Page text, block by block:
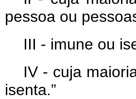
pessoa ou
III - imune ou
IV - cuja
isenta.”